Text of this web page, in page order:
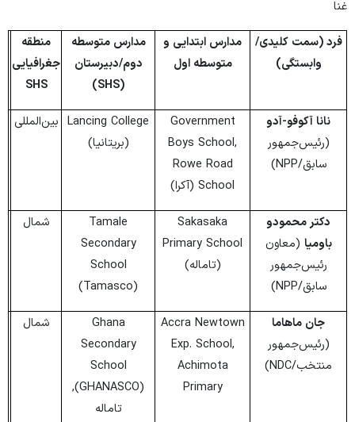
غنا
فرد (سمت کلیدی/
وابستگی)
مدارس ابتدایی و
متوسطه اول
مدارس متوسطه
دوم/دبیرستان
(
SHS
)
منطقه
جغرافیایی
SHS
نانا آکوفو-آدو
(رئیس‌جمهور
سابق/NPP)
Government
Boys School,
Rowe Road
School (آکرا)
Lancing College
(بریتانیا)
بین‌المللی
دکتر محمودو
باومیا (معاون
رئیس‌جمهور
سابق/NPP)
Sakasaka
Primary School
(تاماله)
Tamale
Secondary
School
(Tamasco)
شمال
جان ماهاما
(رئیس‌جمهور
منتخب/NDC)
Accra Newtown
Exp. School,
Achimota
Primary
Ghana
Secondary
School
(GHANASCO),
تاماله
شمال